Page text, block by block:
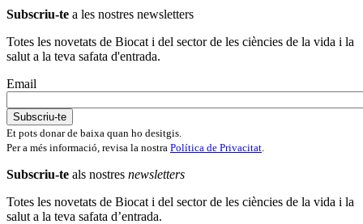
Subscriu-te a les nostres newsletters
Totes les novetats de Biocat i del sector de les ciències de la vida i la
salut a la teva safata d'entrada.
Email
Et pots donar de baixa quan ho desitgis.
Per a més informació, revisa la nostra Política de Privacitat
Subscriu-te als nostres newsletters
Totes les novetats de Biocat i del sector de les ciències de la vida i la
salut a la teva safata d’entrada.